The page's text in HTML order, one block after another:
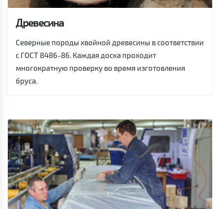
Древесина
Северные породы хвойной древесины в соответствии
с ГОСТ 8486-86. Каждая доска проходит
многократную проверку во время изготовления
бруса.